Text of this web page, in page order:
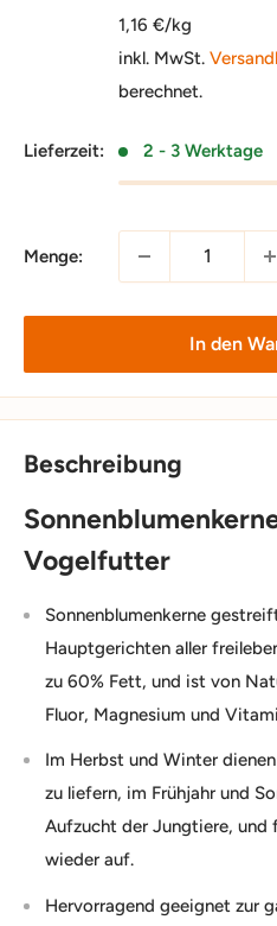
1,16 €/kg
inkl. MwSt.
berechnet.
Lieferzeit: 2 - 3 Werktage
Menge:
In den
Beschreibung
Vogelfutter
Sonnenblumenkerne
Hauptgerichten aller
zu 60% Fett, und ist von
Fluor, Magnesium und
Im Herbst und Winter
zu liefern, im Frühjahr und
Aufzucht der Jungtiere, und
wieder auf.
Hervorragend geeignet zur